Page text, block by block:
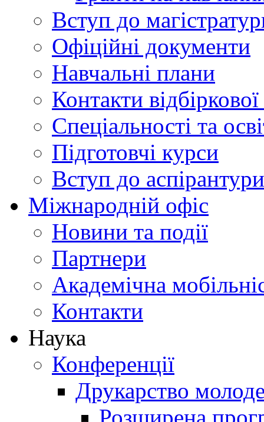
Вступ до
Офіційні документи
Навчальні плани
Контакти
Спеціальності та
Підготовчі курси
Вступ до аспірантури
Міжнародній офіс
Новини та події
Партнери
Академічна
Контакти
Наука
Конференції
Друкарство
Розширена